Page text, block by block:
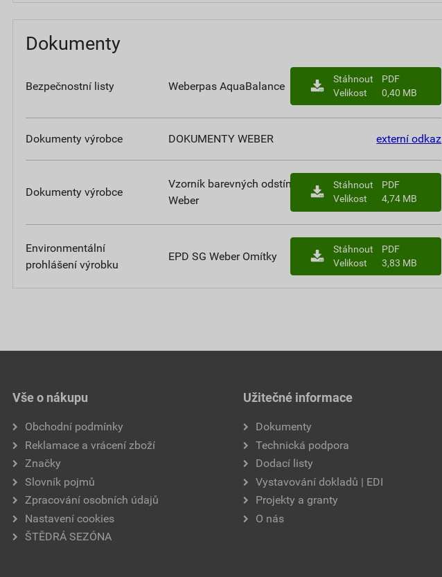
Dokumenty
Bezpečnostní listy Weberpas AquaBalance
Stáhnout
PDF
Velikost
0,40 MB
Dokumenty výrobce DOKUMENTY WEBER externí odkaz
Dokumenty výrobce
Vzorník barevných odstínů
Weber
Stáhnout
PDF
Velikost
4,74 MB
Environmentální
prohlášení výrobku
EPD SG Weber Omítky
Stáhnout
PDF
Velikost
3,83 MB
Vše o nákupu
Obchodní podmínky
Reklamace a vrácení zboží
Značky
Slovník pojmů
Zpracování osobních údajů
Nastavení cookies
ŠTĚDRÁ SEZÓNA
Užitečné informace
Dokumenty
Technická podpora
Dodací listy
Vystavování dokladů | EDI
Projekty a granty
O nás